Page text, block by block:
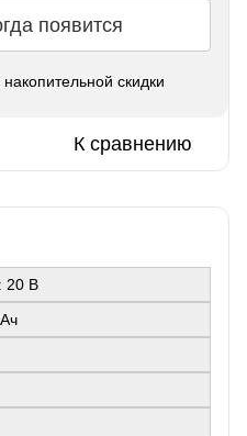
появится
скидки
К сравнению
20 В